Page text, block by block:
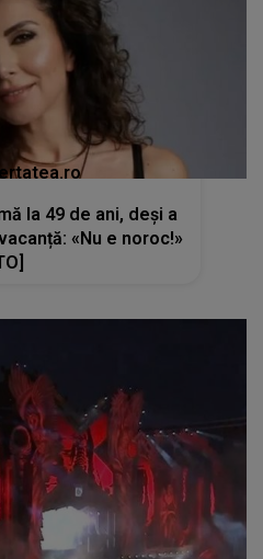
la 49 de ani, deși a
«Nu e noroc!»